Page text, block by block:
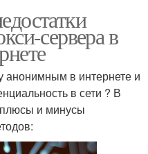
сервера в
анонимным в интернете и
в сети ? В
плюсы и минусы